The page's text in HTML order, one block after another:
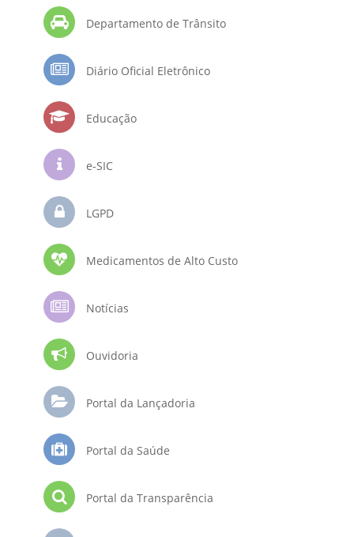
Departamento de Trânsito
Diário Oficial Eletrônico
Educação
e-SIC
LGPD
Medicamentos de Alto Custo
Notícias
Ouvidoria
Portal da Lançadoria
Portal da Saúde
Portal da Transparência